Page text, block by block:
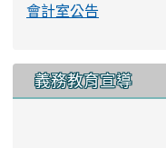
會計室公告
義務教育宣導